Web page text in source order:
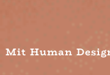
Mit Human